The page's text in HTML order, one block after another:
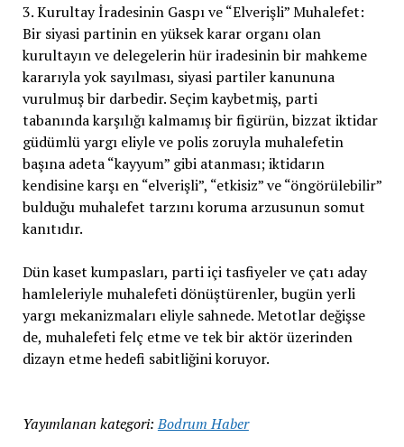
3. Kurultay İradesinin Gaspı ve “Elverişli” Muhalefet:
Bir siyasi partinin en yüksek karar organı olan
kurultayın ve delegelerin hür iradesinin bir mahkeme
kararıyla yok sayılması, siyasi partiler kanununa
vurulmuş bir darbedir. Seçim kaybetmiş, parti
tabanında karşılığı kalmamış bir figürün, bizzat iktidar
güdümlü yargı eliyle ve polis zoruyla muhalefetin
başına adeta “kayyum” gibi atanması; iktidarın
kendisine karşı en “elverişli”, “etkisiz” ve “öngörülebilir”
bulduğu muhalefet tarzını koruma arzusunun somut
kanıtıdır.
Dün kaset kumpasları, parti içi tasfiyeler ve çatı aday
hamleleriyle muhalefeti dönüştürenler, bugün yerli
yargı mekanizmaları eliyle sahnede. Metotlar değişse
de, muhalefeti felç etme ve tek bir aktör üzerinden
dizayn etme hedefi sabitliğini koruyor.
Yayımlanan kategori: Bodrum Haber